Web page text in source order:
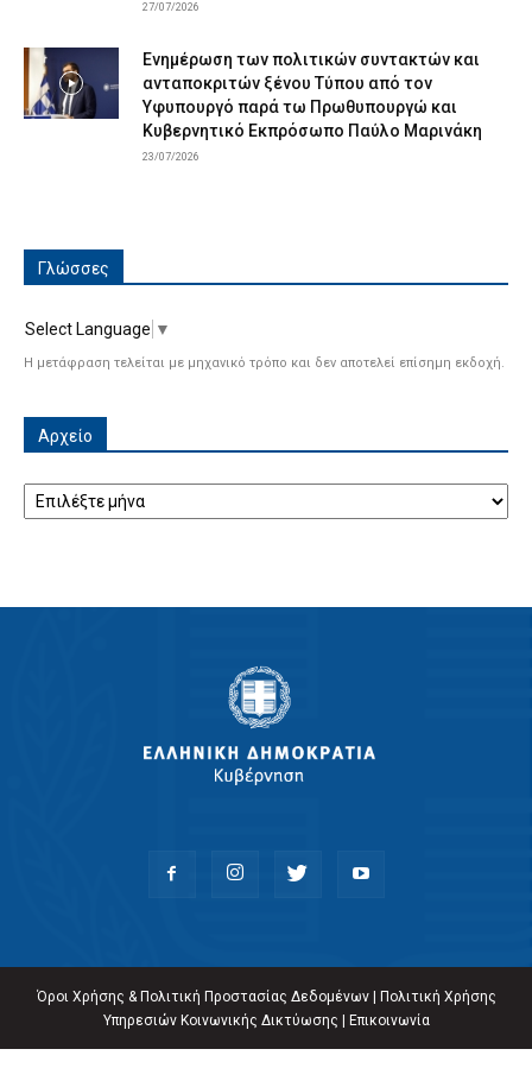
27/07/2026
Ενημέρωση των πολιτικών συντακτών και
ανταποκριτών ξένου Τύπου από τον
Υφυπουργό παρά τω Πρωθυπουργώ και
Κυβερνητικό Εκπρόσωπο Παύλο Μαρινάκη
23/07/2026
Γλώσσες
Select Language ▼
Η μετάφραση τελείται με μηχανικό τρόπο και δεν αποτελεί επίσημη εκδοχή.
Αρχείο
Αρχείο
Όροι Χρήσης & Πολιτική Προστασίας Δεδομένων| Πολιτική Χρήσης
Υπηρεσιών Κοινωνικής Δικτύωσης | Επικοινωνία